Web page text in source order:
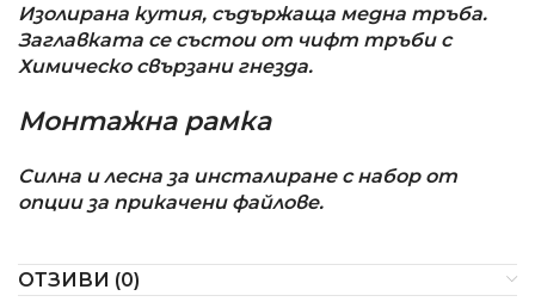
Изолирана кутия, съдържаща медна тръба.
Заглавката се състои от чифт тръби с
Химическо свързани гнезда.
Монтажна рамка
Силна и лесна за инсталиране с набор от
опции за прикачени файлове.
ОТЗИВИ (0)